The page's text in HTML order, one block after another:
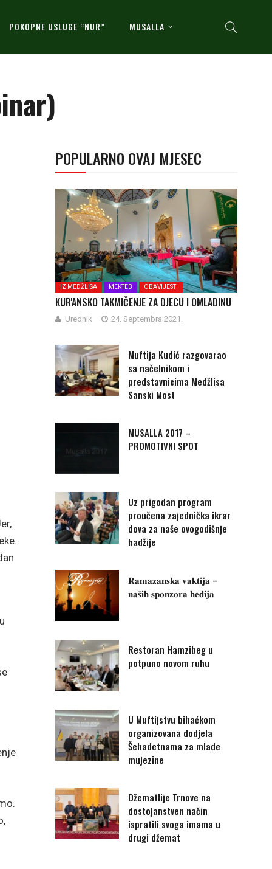
POKOPNE USLUGE “NUR” MUSALLA
POPULARNO OVAJ MJESEC
IZ MEDŽLISA MEKTEB OBAVIJESTI
KUR'ANSKO TAKMIČENJE ZA DJECU I OMLADINU
Urednik 24. Septembra 2021.
Muftija Kudić razgovarao
sa načelnikom i
predstavnicima Medžlisa
Sanski Most
MUSALLA 2017 –
PROMOTIVNI SPOT
Uz prigodan program
proučena zajednička ikrar
dova za naše ovogodišnje
hadžije
𝐑𝐚𝐦𝐚𝐳𝐚𝐧𝐬𝐤𝐚 𝐯𝐚𝐤𝐭𝐢𝐣𝐚 –
𝐧𝐚𝐬̌𝐢𝐡 𝐬𝐩𝐨𝐧𝐳𝐨𝐫𝐚 𝐡𝐞𝐝𝐢𝐣𝐚
Restoran Hamzibeg u
potpuno novom ruhu
U Muftijstvu bihaćkom
organizovana dodjela
Šehadetnama za mlade
mujezine
Džematlije Trnove na
dostojanstven način
ispratili svoga imama u
drugi džemat